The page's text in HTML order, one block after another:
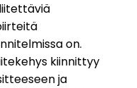
on.
kiinnittyy
ja